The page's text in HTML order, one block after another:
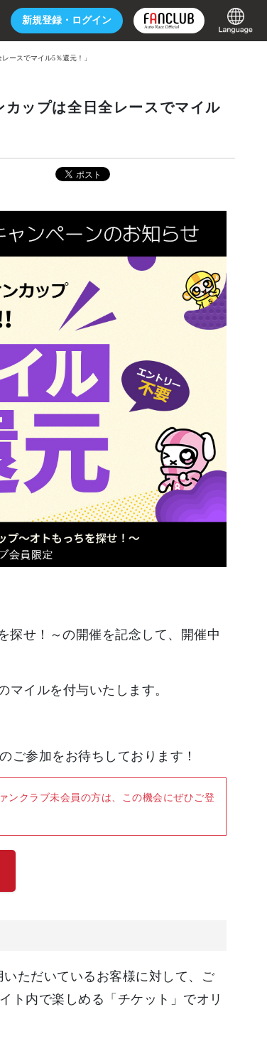
新規登録・ ログイン
ースでマイル5％還元！」
ップは全日全レースでマイル
探せ！～の開催を記念して、開催中
イルを付与いたします。
ご参加をお待ちしております！
ンクラブ未会員の方は、この機会にぜひご登
ただいているお客様に対して、ご
ト内で楽しめる「チケット」でオリ